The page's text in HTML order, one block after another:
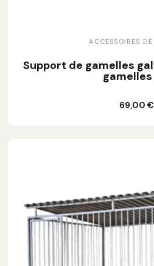
ACCESSOIRES
Support de gamelles
gamelles
69,00 €
Ajouter au